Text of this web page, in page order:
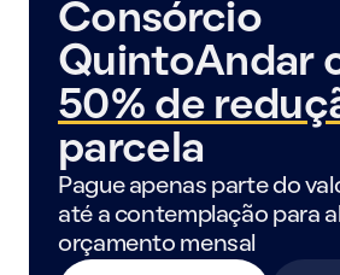
Consórcio
QuintoAndar
50% de
parcela
Pague apenas parte do
até a contemplação para
orçamento mensal